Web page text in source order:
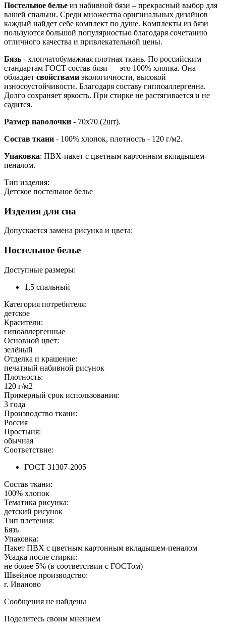
Постельное белье из набивной бязи – прекрасный выбор для
вашей спальни. Среди множества оригинальных дизайнов
каждый найдет себе комплект по душе. Комплекты из бязи
пользуются большой популярностью благодаря сочетанию
отличного качества и привлекательной цены.
Бязь - хлопчатобумажная плотная ткань. По российским
стандартам ГОСТ состав бязи — это 100% хлопка. Она
обладает свойствами экологичности, высокой
износоустойчивости. Благодаря составу гиппоаллергенна.
Долго сохраняет яркость. При стирке не растягивается и не
садится.
Размер наволочки - 70x70 (2шт).
Состав ткани - 100% хлопок, плотность - 120 г/м2.
Упаковка: ПВХ-пакет с цветным картонным вкладышем-
пеналом.
Тип изделия:
Детское постельное белье
Изделия для сна
Допускается замена рисунка и цвета:
Постельное белье
Доступные размеры:
1,5 спальный
Категория потребителя:
детское
Красители:
гипоаллергенные
Основной цвет:
зелёный
Отделка и крашение:
печатный набивной рисунок
Плотность:
120 г/м2
Примерный срок использования:
3 года
Производство ткани:
Россия
Простыня:
обычная
Соответствие:
ГОСТ 31307-2005
Состав ткани:
100% хлопок
Тематика рисунка:
детский рисунок
Тип плетения:
Бязь
Упаковка:
Пакет ПВХ с цветным картонным вкладышем-пеналом
Усадка после стирки:
не более 5% (в соответствии с ГОСТом)
Швейное производство:
г. Иваново
Сообщения не найдены
Поделитесь своим мнением